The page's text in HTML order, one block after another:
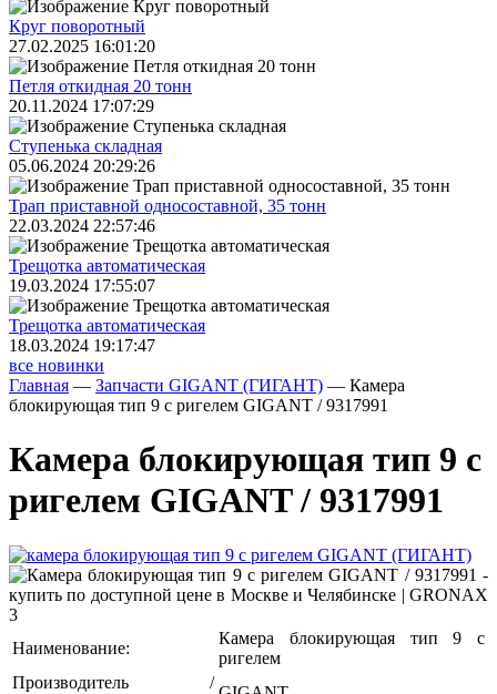
Круг поворотный
27.02.2025 16:01:20
Петля откидная 20 тонн
20.11.2024 17:07:29
Ступенька складная
05.06.2024 20:29:26
Трап приставной односоставной, 35 тонн
22.03.2024 22:57:46
Трещoтка автоматическая
19.03.2024 17:55:07
Трещoтка автоматическая
18.03.2024 19:17:47
все новинки
Главная — Запчасти GIGANT (ГИГАНТ) — Камера
блокирующая тип 9 с ригелем GIGANT / 9317991
Камера блокирующая тип 9 с
ригелем GIGANT / 9317991
Наименование:
Камера блокирующая тип 9 с
ригелем
Производитель /